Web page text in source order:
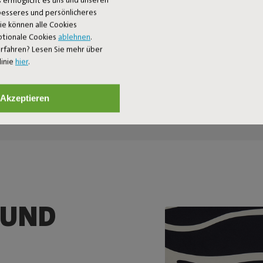
und persönlicheres
können alle Cookies
Cookies ablehnen.
Lesen Sie mehr über
hier.
Akzeptieren